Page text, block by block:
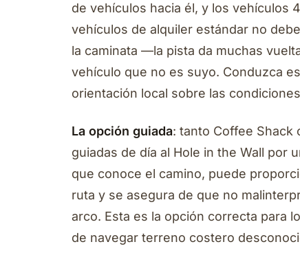
de vehículos hacia él, y los vehículos
vehículos de alquiler estándar no
la caminata —la pista da muchas
vehículo que no es suyo. Conduzca
orientación local sobre las
La opción guiada: tanto Coffee Shack
guiadas de día al Hole in the Wall por
que conoce el camino, puede
ruta y se asegura de que no
arco. Esta es la opción correcta para
de navegar terreno costero